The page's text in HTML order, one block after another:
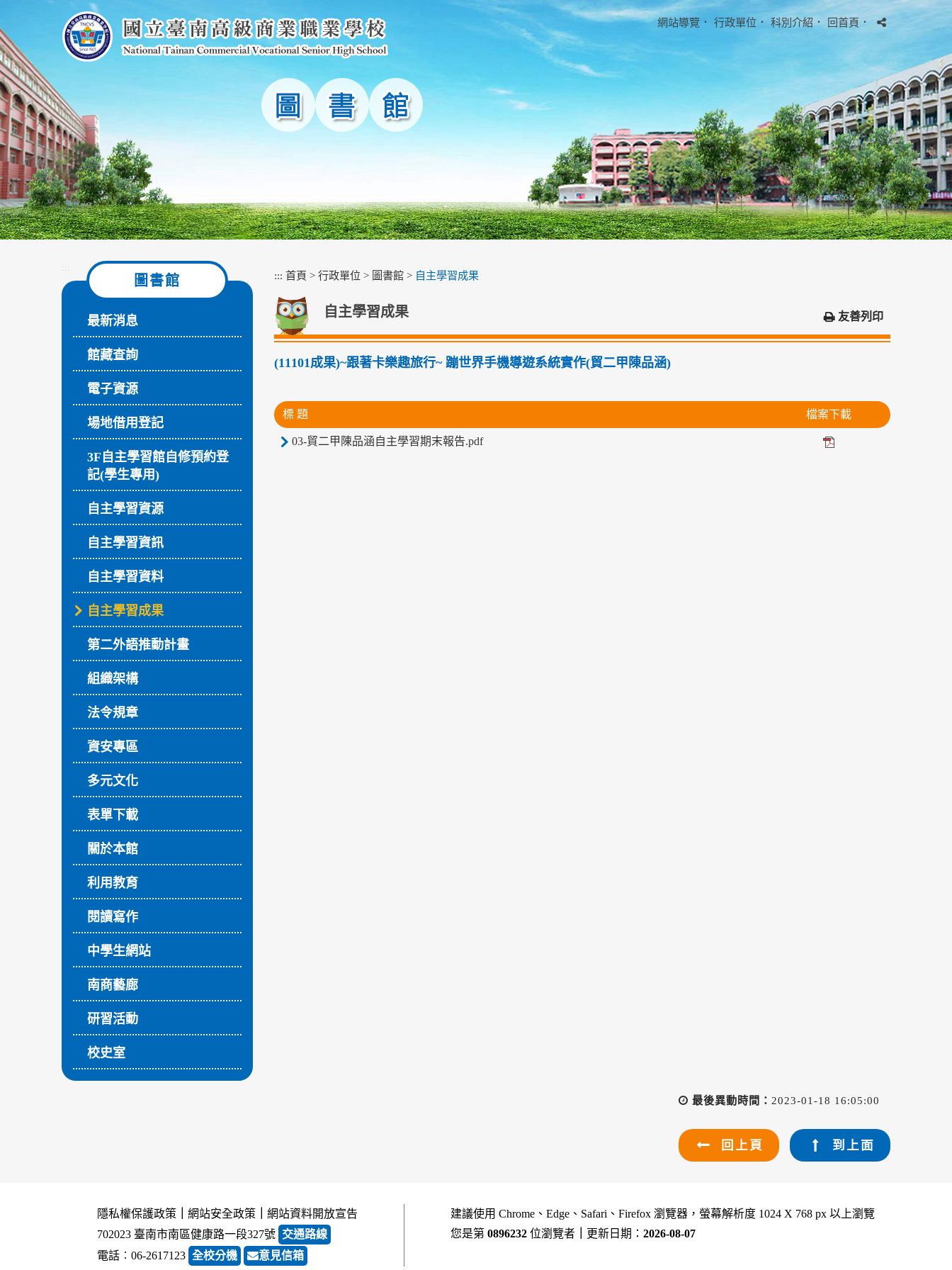
主
要
內
容
區
塊
網站導覽 ． 行政單位 ． 科別介紹． 回首頁．
:::
圖書館
最新消息
館藏查詢
電子資源
場地借用登記
3F自主學習館自修預約登
記(學生專用)
自主學習資源
自主學習資訊
自主學習資料
自主學習成果
第二外語推動計畫
組織架構
法令規章
資安專區
多元文化
表單下載
關於本館
利用教育
閱讀寫作
中學生網站
南商藝廊
研習活動
校史室
::: 首頁 > 行政單位 > 圖書館 > 自主學習成果
自主學習成果 友善列印
(11101成果)~跟著卡樂趣旅行~ 蹦世界手機導遊系統實作(貿二甲陳品涵)
標 題 檔案下載
03-貿二甲陳品涵自主學習期末報告.pdf
最後異動時間： 2023-01-18 16:05:00
回上頁 到上面
隱私權保護政策 網站安全政策
網站資料開放宣告
702023 臺南市南區健康路一段327號 交通路線
電話︰06-2617123 全校分機 意見信箱
建議使用 Chrome、Edge、Safari、Firefox 瀏覽器，螢幕解析度 1024 X 768 px 以上瀏覽
您是第 0896232 位瀏覽者 更新日期： 2026-08-07